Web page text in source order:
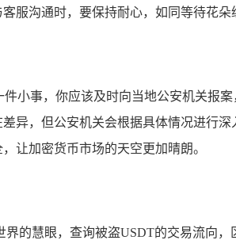
服沟通时，要保持耐心，如同等待花朵
小事，你应该及时向当地公安机关报
异，但公安机关会根据具体情况进行
让加密货币市场的天空更加晴朗。
的慧眼，查询被盗USDT的交易流向